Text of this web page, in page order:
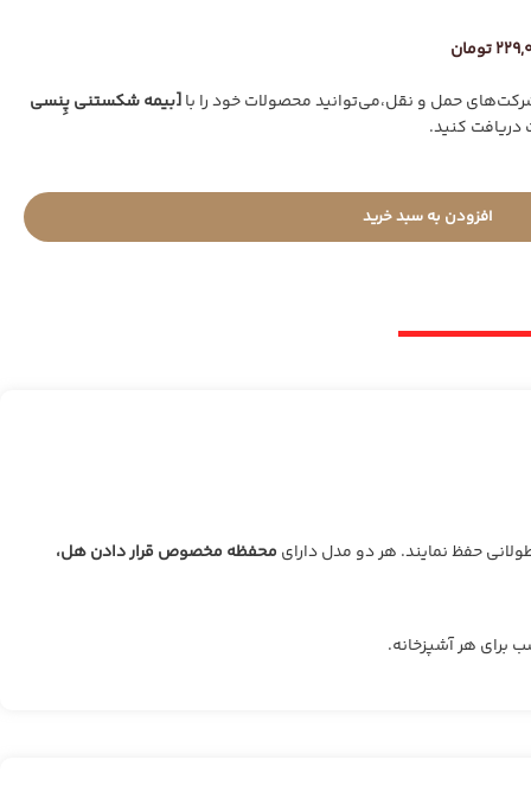
حمل و نقل،می‌توانید محصولات خود را با[بیمه شکستنی پِنسی
دریافت کنید.
تومان
افزودن به سبد خرید
حفظ نمایند. هر دو مدل دارای محفظه مخصوص قرار دادن هل،
برای هر آشپزخانه.